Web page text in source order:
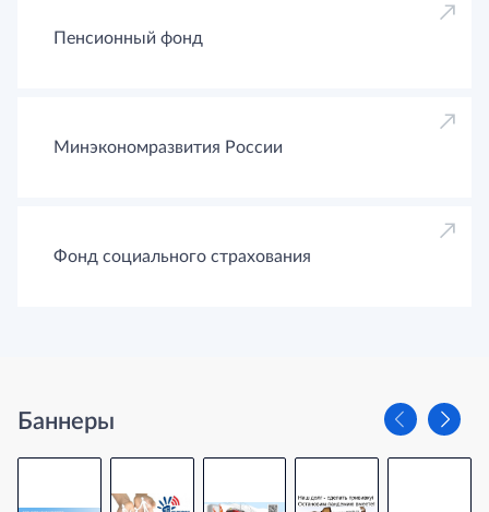
Пенсионный фонд
Минэкономразвития России
Фонд социального страхования
Баннеры